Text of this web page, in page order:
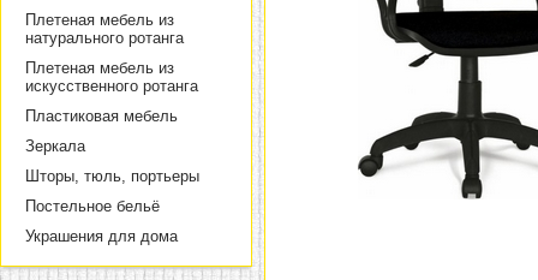
Плетеная мебель из
натурального ротанга
Плетеная мебель из
искусственного ротанга
Пластиковая мебель
Зеркала
Шторы, тюль, портьеры
Постельное бельё
Украшения для дома